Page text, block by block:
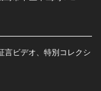
言ビデオ、特別コレクシ